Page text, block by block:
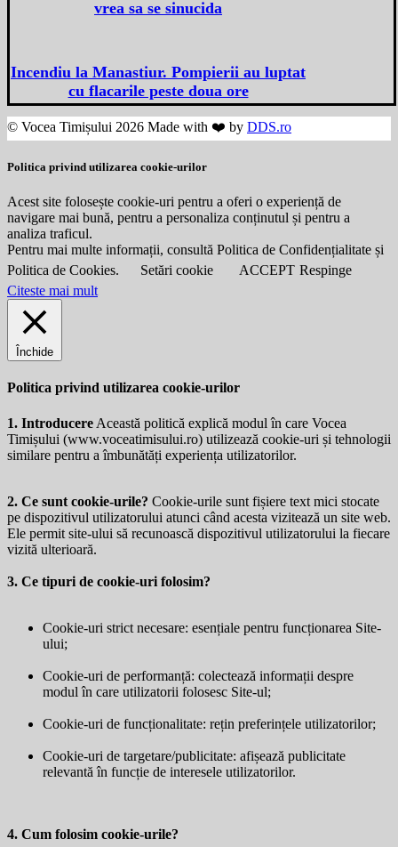
vrea sa se sinucida
Incendiu la Manastiur. Pompierii au luptat
cu flacarile peste doua ore
© Vocea Timișului 2026 Made with ❤️ by DDS.ro
Politica privind utilizarea cookie-urilor
Acest site folosește cookie-uri pentru a oferi o experiență de
navigare mai bună, pentru a personaliza conținutul și pentru a
analiza traficul.
Pentru mai multe informații, consultă Politica de Confidențialitate și
Politica de Cookies.
Setări cookie ACCEPT Respinge
Citeste mai mult
Închide
Politica privind utilizarea cookie-urilor
1. Introducere Această politică explică modul în care Vocea
Timișului (www.voceatimisului.ro) utilizează cookie-uri și tehnologii
similare pentru a îmbunătăți experiența utilizatorilor.
2. Ce sunt cookie-urile? Cookie-urile sunt fișiere text mici stocate
pe dispozitivul utilizatorului atunci când acesta vizitează un site web.
Ele permit site-ului să recunoască dispozitivul utilizatorului la fiecare
vizită ulterioară.
3. Ce tipuri de cookie-uri folosim?
Cookie-uri strict necesare: esențiale pentru funcționarea Site-
ului;
Cookie-uri de performanță: colectează informații despre
modul în care utilizatorii folosesc Site-ul;
Cookie-uri de funcționalitate: rețin preferințele utilizatorilor;
Cookie-uri de targetare/publicitate: afișează publicitate
relevantă în funcție de interesele utilizatorilor.
4. Cum folosim cookie-urile?